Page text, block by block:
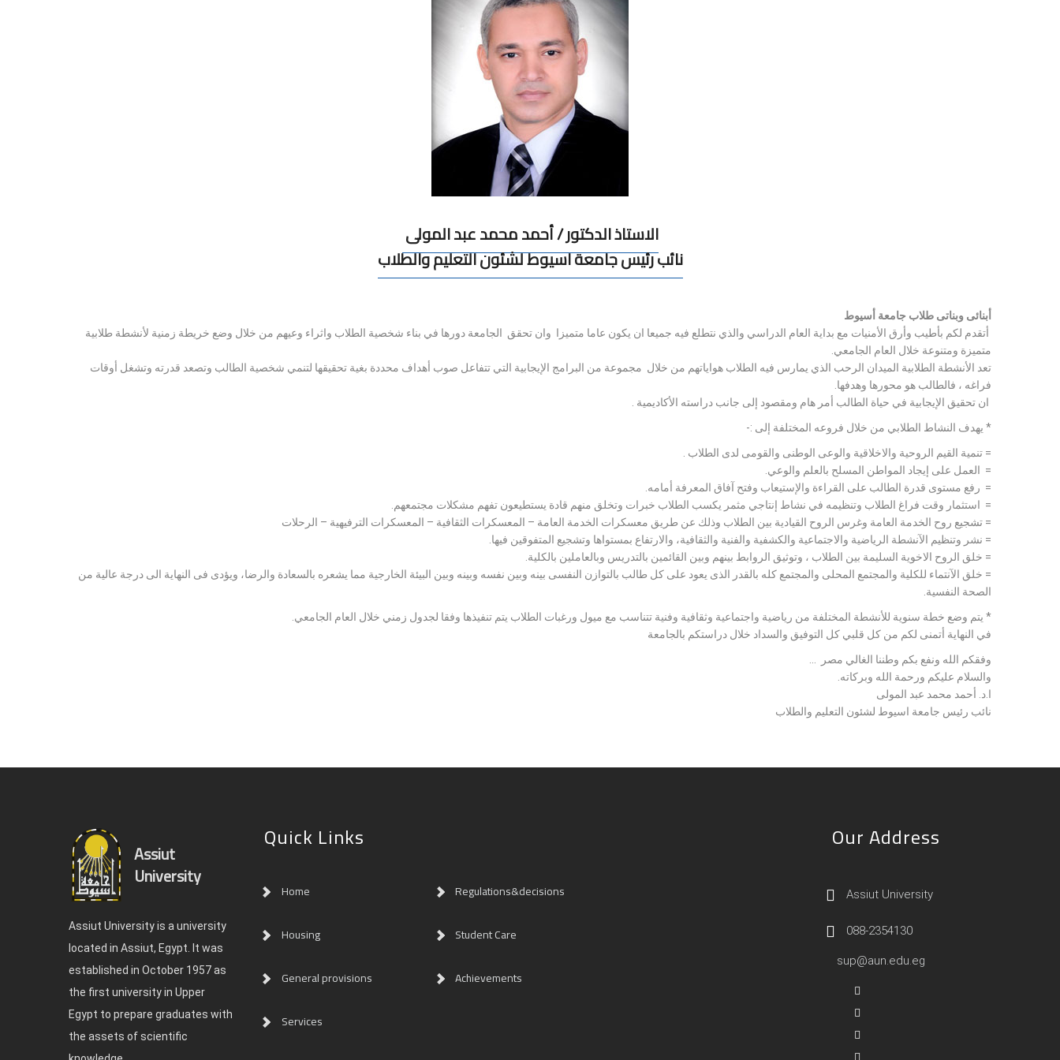
الاستاذ الدكتور / أحمد محمد عبد المولى
نائب رئيس جامعة اسيوط لشئون التعليم والطلاب
أبنائى وبناتى طلاب جامعة أسيوط
أتقدم لكم بأطيب وأرق الأمنيات مع بداية العام الدراسي والذي نتطلع فيه جميعا ان يكون عاما متميزا وان تحقق الجامعة دورها في بناء شخصية الطلاب واثراء وعيهم من خلال وضع خريطة زمنية لأنشطة طلابية
متميزة ومتنوعة خلال العام الجامعي.
تعد الأنشطة الطلابية الميدان الرحب الذي يمارس فيه الطلاب هواياتهم من خلال مجموعة من البرامج الإيجابية التي تتفاعل صوب أهداف محددة بغية تحقيقها لتنمي شخصية الطالب وتصعد قدرته وتشغل أوقات
فراغه ، فالطالب هو محورها وهدفها.
ان تحقيق الإيجابية في حياة الطالب أمر هام ومقصود إلى جانب دراسته الأكاديمية .
* يهدف النشاط الطلابي من خلال فروعه المختلفة إلى :-
= تنمية القيم الروحية والاخلاقية والوعى الوطنى والقومى لدى الطلاب .
= العمل على إيجاد المواطن المسلح بالعلم والوعي.
= رفع مستوى قدرة الطالب على القراءة والإستيعاب وفتح آفاق المعرفة أمامه.
= استثمار وقت فراغ الطلاب وتنظيمه في نشاط إنتاجي مثمر يكسب الطلاب خبرات وتخلق منهم قادة يستطيعون تفهم مشكلات مجتمعهم.
= تشجيع روح الخدمة العامة وغرس الروح القيادية بين الطلاب وذلك عن طريق معسكرات الخدمة العامة – المعسكرات الثقافية – المعسكرات الترفيهية – الرحلات
= نشر وتنظيم الآنشطة الرياضية والاجتماعية والكشفية والفنية والثقافية، والارتفاع بمستواها وتشجيع المتفوقين فيها.
= خلق الروح الاخوية السليمة بين الطلاب ، وتوثيق الروابط بينهم وبين القائمين بالتدريس وبالعاملين بالكلية.
= خلق الآنتماء للكلية والمجتمع المحلى والمجتمع كله بالقدر الذى يعود على كل طالب بالتوازن النفسى بينه وبين نفسه وبينه وبين البيئة الخارجية مما يشعره بالسعادة والرضا، ويؤدى فى النهاية الى درجة عالية من
الصحة النفسية.
* يتم وضع خطة سنوية للأنشطة المختلفة من رياضية واجتماعية وثقافية وفنية تتناسب مع ميول ورغبات الطلاب يتم تنفيذها وفقا لجدول زمني خلال العام الجامعي.
في النهاية أتمنى لكم من كل قلبي كل التوفيق والسداد خلال دراستكم بالجامعة
وفقكم الله ونفع بكم وطننا الغالي مصر ...
والسلام عليكم ورحمة الله وبركاته.
ا.د. أحمد محمد عبد المولى
نائب رئيس جامعة اسيوط لشئون التعليم والطلاب
Assiut
University
Assiut University is a university
located in Assiut, Egypt. It was
established in October 1957 as
the first university in Upper
Egypt to prepare graduates with
the assets of scientific
Quick Links
Home Regulations&decisions
Housing Student Care
General provisions Achievements
Services
Our Address
Assiut University
088-2354130
sup@aun.edu.eg